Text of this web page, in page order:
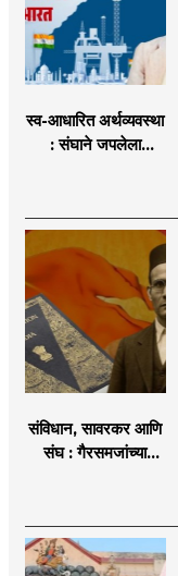
स्व-आधारित अर्थव्यवस्था
: संघाने जपलेला
संविधान, सावरकर आणि
संघ : गैरसमजांच्या